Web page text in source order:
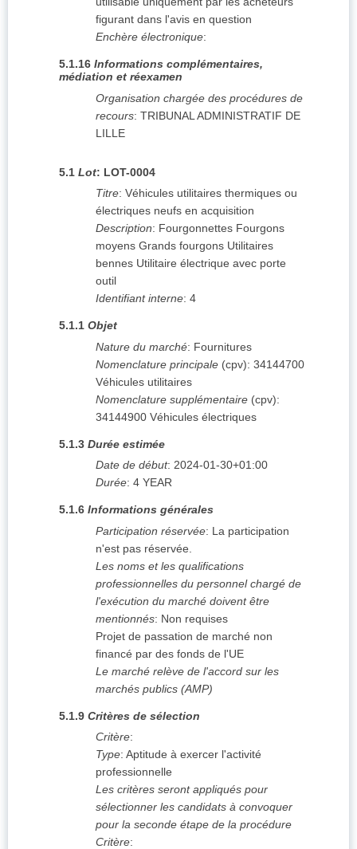
figurant dans l'avis en question
Enchère électronique:
5.1.16 Informations complémentaires,
médiation et réexamen
Organisation chargée des procédures de
recours: TRIBUNAL ADMINISTRATIF DE
LILLE
5.1 Lot: LOT-0004
Titre: Véhicules utilitaires thermiques ou
électriques neufs en acquisition
Description: Fourgonnettes Fourgons
moyens Grands fourgons Utilitaires
bennes Utilitaire électrique avec porte
outil
Identifiant interne: 4
5.1.1 Objet
Nature du marché: Fournitures
Nomenclature principale (cpv): 34144700
Véhicules utilitaires
Nomenclature supplémentaire (cpv):
34144900 Véhicules électriques
5.1.3 Durée estimée
Date de début: 2024-01-30+01:00
Durée: 4 YEAR
5.1.6 Informations générales
Participation réservée: La participation
n'est pas réservée.
Les noms et les qualifications
professionnelles du personnel chargé de
l'exécution du marché doivent être
mentionnés: Non requises
Projet de passation de marché non
financé par des fonds de l'UE
Le marché relève de l'accord sur les
marchés publics (AMP)
5.1.9 Critères de sélection
Critère:
Type: Aptitude à exercer l'activité
professionnelle
Les critères seront appliqués pour
sélectionner les candidats à convoquer
pour la seconde étape de la procédure
Critère: